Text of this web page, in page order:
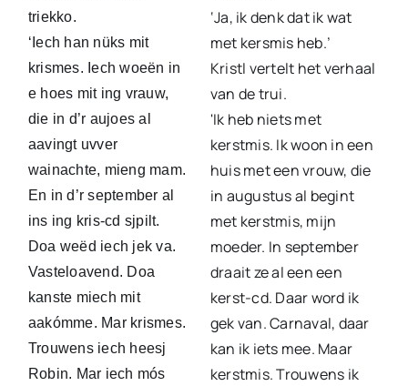
triekko.
‘Iech han nüks mit
krismes. Iech woeën in
e hoes mit ing vrauw,
die in d’r aujoes al
aavingt uvver
wainachte, mieng mam.
En in d’r september al
ins ing kris-cd sjpilt.
Doa weëd iech jek va.
Vasteloavend. Doa
kanste miech mit
aakómme. Mar krismes.
Trouwens iech heesj
Robin. Mar iech mós
‘Ja, ik denk dat ik wat
met kersmis heb.’
Kristl vertelt het verhaal
van de trui.
'Ik heb niets met
kerstmis. Ik woon in een
huis met een vrouw, die
in augustus al begint
met kerstmis, mijn
moeder. In september
draait ze al een een
kerst-cd. Daar word ik
gek van. Carnaval, daar
kan ik iets mee. Maar
kerstmis. Trouwens ik